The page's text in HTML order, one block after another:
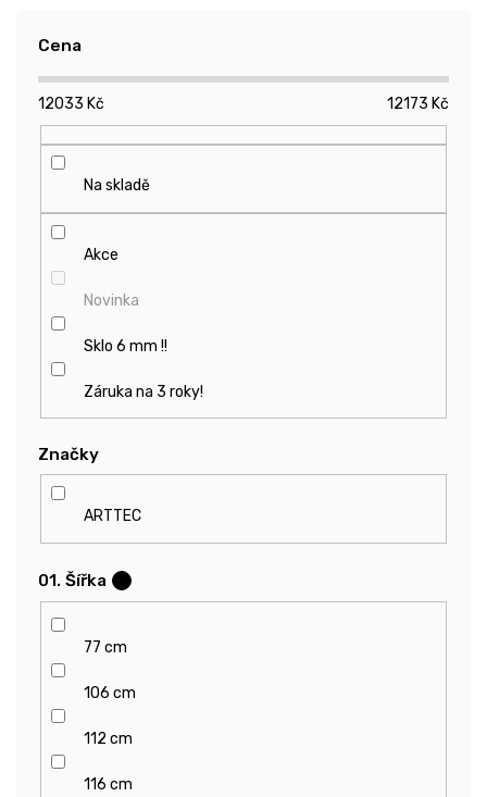
d
k
Cena
12033 Kč 12173 Kč
Na skladě
Akce
Novinka
Sklo 6 mm !!
Záruka na 3 roky!
Značky
ARTTEC
01. Šířka
77 cm
106 cm
112 cm
116 cm